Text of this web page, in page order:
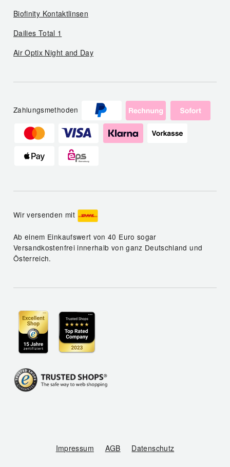
Biofinity Kontaktlinsen
Dailies Total 1
Air Optix Night and Day
Zahlungsmethoden
Wir versenden mit
Ab einem Einkaufswert von 40 Euro sogar
Versandkostenfrei innerhalb von ganz Deutschland und
Österreich.
Impressum AGB Datenschutz